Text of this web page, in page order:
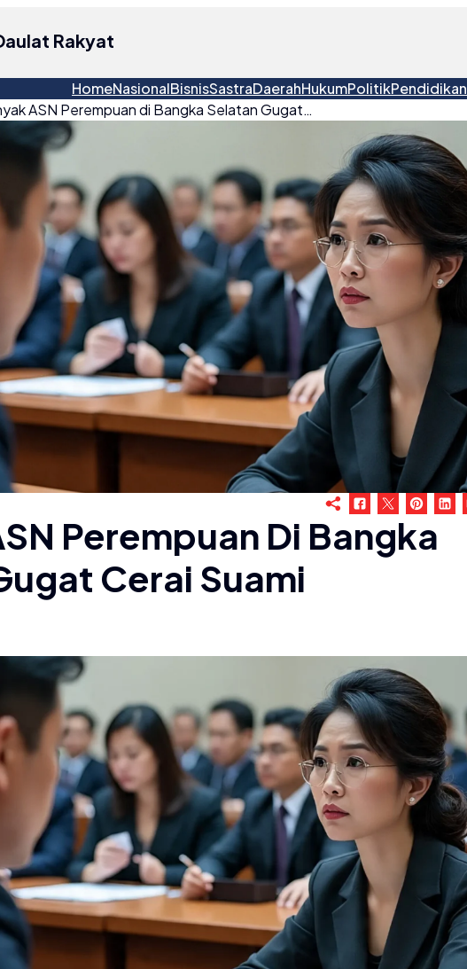
Rakyat
HomeNasionalBisnisSastraDaerahHukumPolitikPendidikan
Banyak ASN Perempuan di Bangka Selatan Gugat Cerai Suami
Perempuan Di Bangka
Cerai Suami